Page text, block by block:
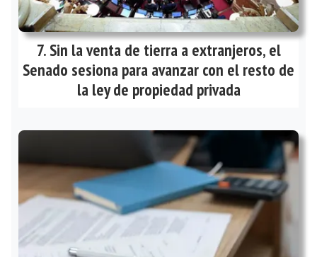
Sin la venta de tierra a extranjeros, el
Senado sesiona para avanzar con el resto de
la ley de propiedad privada